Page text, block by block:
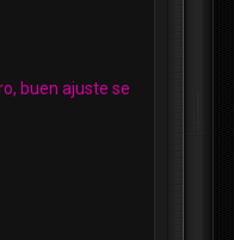
buen ajuste se